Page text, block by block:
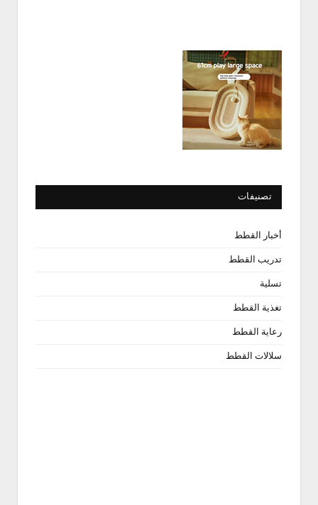
تصنيفات
أخبار القطط
تدريب القطط
تسلية
تغذية القطط
رعاية القطط
سلالات القطط